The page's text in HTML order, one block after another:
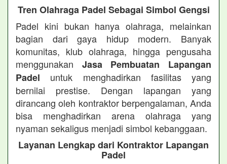
Tren Olahraga Padel Sebagai Simbol Gengsi
Padel kini bukan hanya olahraga, melainkan
bagian dari gaya hidup modern. Banyak
komunitas, klub olahraga, hingga pengusaha
menggunakan Jasa Pembuatan Lapangan
Padel untuk menghadirkan fasilitas yang
bernilai prestise. Dengan lapangan yang
dirancang oleh kontraktor berpengalaman, Anda
bisa menghadirkan arena olahraga yang
nyaman sekaligus menjadi simbol kebanggaan.
Layanan Lengkap dari Kontraktor Lapangan
Padel